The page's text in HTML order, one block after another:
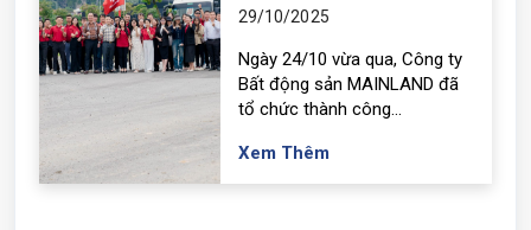
29/10/2025
Ngày 24/10 vừa qua, Công ty
Bất động sản MAINLAND đã
tổ chức thành công...
Xem Thêm